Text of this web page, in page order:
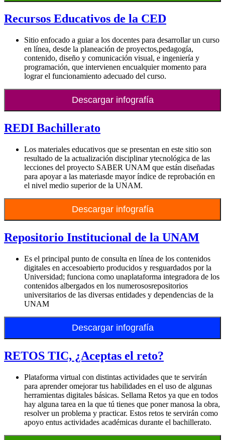
Recursos Educativos de la CED
Sitio enfocado a guiar a los docentes para desarrollar un curso
en línea, desde la planeación de proyectos,pedagogía,
contenido, diseño y comunicación visual, e ingeniería y
programación, que intervienen encualquier momento para
lograr el funcionamiento adecuado del curso.
Descargar infografía
REDI Bachillerato
Los materiales educativos que se presentan en este sitio son
resultado de la actualización disciplinar ytecnológica de las
lecciones del proyecto SABER UNAM que están diseñadas
para apoyar a las materiasde mayor índice de reprobación en
el nivel medio superior de la UNAM.
Descargar infografía
Repositorio Institucional de la UNAM
Es el principal punto de consulta en línea de los contenidos
digitales en accesoabierto producidos y resguardados por la
Universidad; funciona como unaplataforma integradora de los
contenidos albergados en los numerososrepositorios
universitarios de las diversas entidades y dependencias de la
UNAM
Descargar infografía
RETOS TIC, ¿Aceptas el reto?
Plataforma virtual con distintas actividades que te servirán
para aprender omejorar tus habilidades en el uso de algunas
herramientas digitales básicas. Sellama Retos ya que en todos
hay alguna tarea en la que tú tienes que poner manosa la obra,
resolver un problema y practicar. Estos retos te servirán como
apoyo entus actividades académicas durante el bachillerato.